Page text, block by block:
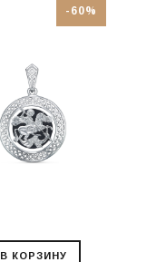
-60%
В КОРЗИНУ